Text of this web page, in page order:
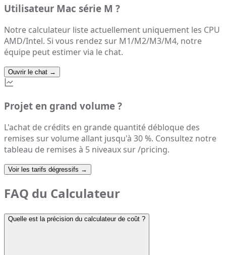
Utilisateur Mac série M ?
Notre calculateur liste actuellement uniquement les CPU
AMD/Intel. Si vous rendez sur M1/M2/M3/M4, notre
équipe peut estimer via le chat.
Ouvrir le chat →
Projet en grand volume ?
L'achat de crédits en grande quantité débloque des
remises sur volume allant jusqu'à 30 %. Consultez notre
tableau de remises à 5 niveaux sur /pricing.
Voir les tarifs dégressifs →
FAQ du Calculateur
Quelle est la précision du calculateur de coût ?